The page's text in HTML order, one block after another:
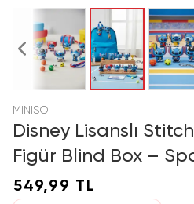
MINISO
Disney Lisanslı
Figür Blind Box –
549,99 TL